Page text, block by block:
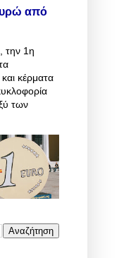
από
την 1η
κέρματα
των